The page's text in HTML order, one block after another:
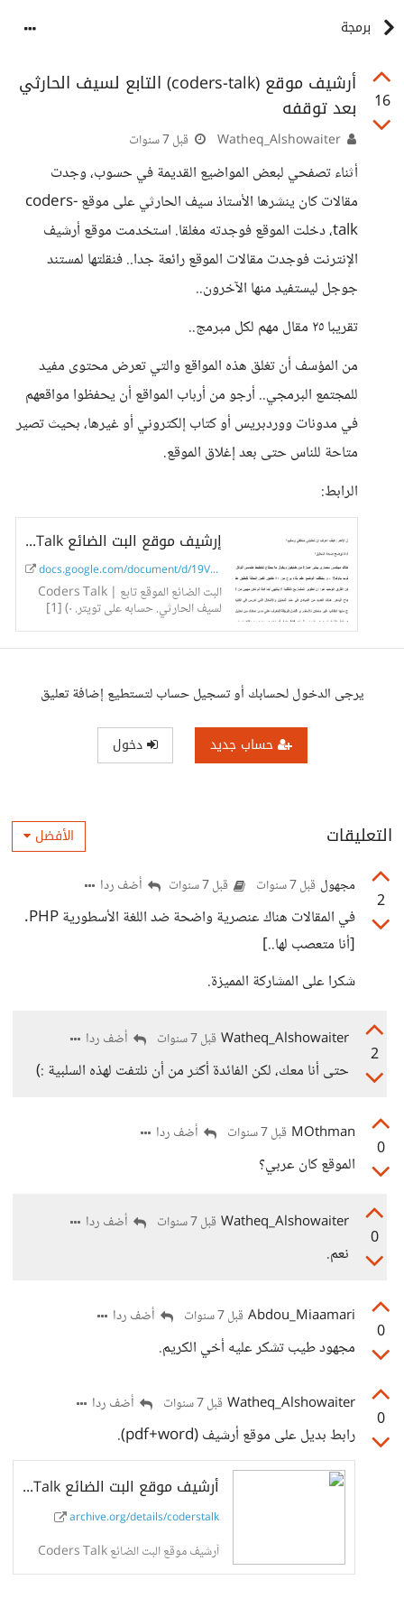
برمجة
16
أرشيف موقع (coders-talk) التابع لسيف الحارثي
بعد توقفه
قبل 7 سنوات
أثناء تصفحي لبعض المواضيع القديمة في حسوب، وجدت
مقالات كان ينشرها الأستاذ سيف الحارثي على موقع coders-
talk، دخلت الموقع فوجدته مغلقا. استخدمت موقع أرشيف
الإنترنت فوجدت مقالات الموقع رائعة جدا.. فنقلتها لمستند
جوجل ليستفيد منها الآخرون..
تقريبا ٢٥ مقال مهم لكل مبرمج..
من المؤسف أن تغلق هذه المواقع والتي تعرض محتوى مفيد
للمجتمع البرمجي.. أرجو من أرباب المواقع أن يحفظوا مواقعهم
في مدونات ووردبريس أو كتاب إلكتروني أو غيرها، بحيث تصير
متاحة للناس حتى بعد إغلاق الموقع.
الرابط:
إرشيف موقع البت الضائع Coders Talk
docs.google.com/document/d/19V7F...
Coders Talk | البت الضائع الموقع تابع
لسيف الحارثي. حسابه على تويتر. ٠) [1]
الخطوة الأولى : ادرس حلل خطط Posted
يرجى الدخول لحسابك أو تسجيل حساب لتستطيع إضافة تعليق
حساب جديد دخول
التعليقات الأفضل
2
مجهول قبل 7 سنوات قبل 7 سنوات أضف ردا
في المقالات هناك عنصرية واضحة ضد اللغة الأسطورية PHP.
[أنا متعصب لها..]
شكرا على المشاركة المميزة.
2
Watheq_Alshowaiter قبل 7 سنوات أضف ردا
حتى أنا معك، لكن الفائدة أكثر من أن نلتفت لهذه السلبية :)
0
MOthman قبل 7 سنوات أضف ردا
الموقع كان عربي؟
0
Watheq_Alshowaiter قبل 7 سنوات أضف ردا
نعم.
0
Abdou_Miaamari قبل 7 سنوات أضف ردا
مجهود طيب تشكر عليه أخي الكريم.
0
Watheq_Alshowaiter قبل 7 سنوات أضف ردا
رابط بديل على موقع أرشيف (pdf+word).
أرشيف موقع البت الضائع Coders Talk : سيف الحارثي : Free Download, Borrow, and Streaming : Internet Archive
archive.org/details/coderstalk
أرشيف موقع البت الضائع Coders Talk